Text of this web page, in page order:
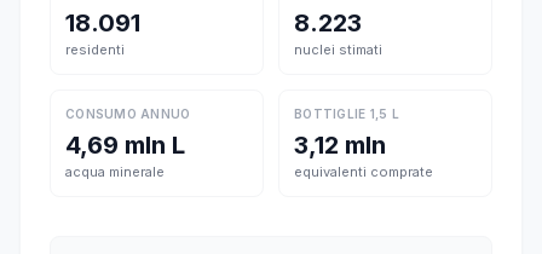
18.091
residenti
8.223
nuclei stimati
CONSUMO ANNUO
4,69 mln L
acqua minerale
BOTTIGLIE 1,5 L
3,12 mln
equivalenti comprate